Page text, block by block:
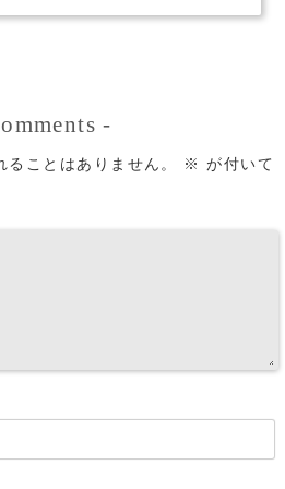
-
ることはありません。 ※ が付いて